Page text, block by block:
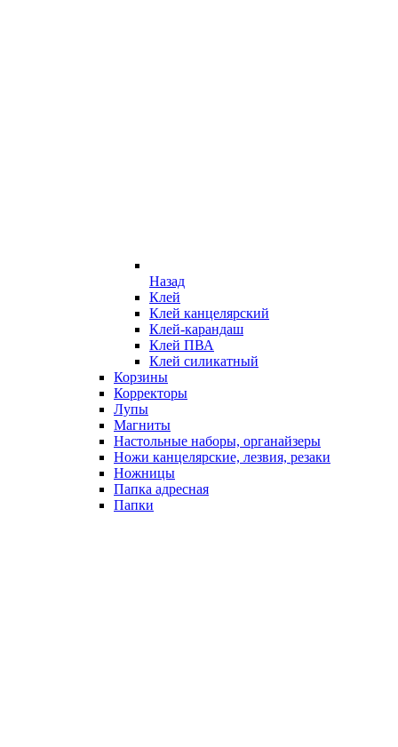
Назад
Клей
Клей канцелярский
Клей-карандаш
Клей ПВА
Клей силикатный
Корзины
Корректоры
Лупы
Магниты
Настольные наборы, органайзеры
Ножи канцелярские, лезвия, резаки
Ножницы
Папка адресная
Папки